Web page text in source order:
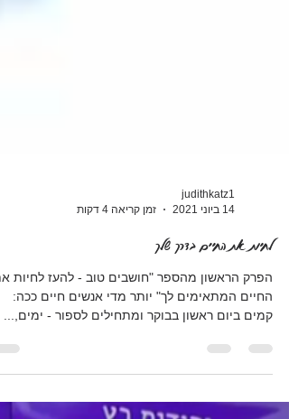
judithkatz1
14 ביוני 2021
זמן קריאה 4 דקות
לחיות את החיים בדרך שלך
הפרק הראשון מהספר "חושבים טוב - להעז לחיות
קמים ביום ראשון בבוקר ומתחילים לספור - ימים,...